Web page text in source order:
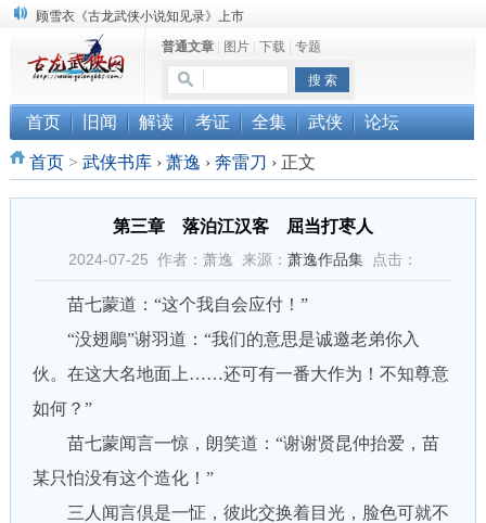
顾雪衣《古龙武侠小说知见录》上市
“武侠书库”查缺补漏活动圆满结束
《古龙小说原貌探究》修订版已上市
普通文章| 图片| 下载| 专题
首页 旧闻 解读 考证 全集 武侠 论坛
首页> 武侠书库 › 萧逸 › 奔雷刀 ›正文
第三章 落泊江汉客 屈当打枣人
2024-07-25 作者：萧逸 来源： 萧逸作品集点击：
苗七蒙道：“这个我自会应付！”
“没翅鵰”谢羽道：“我们的意思是诚邀老弟你入
伙。在这大名地面上……还可有一番大作为！不知尊意
如何？”
苗七蒙闻言一惊，朗笑道：“谢谢贤昆仲抬爱，苗
某只怕没有这个造化！”
三人闻言倶是一怔，彼此交换着目光，脸色可就不